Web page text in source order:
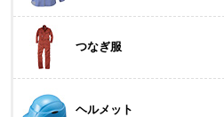
つなぎ服
ヘルメット